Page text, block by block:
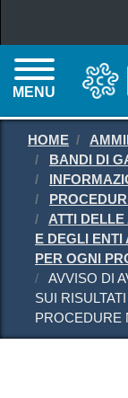
MENU
HOME
BANDI DI
ATTI DELLE
E DEGLI
PER OGNI
AVVISO DI
SUI
PROCEDURE